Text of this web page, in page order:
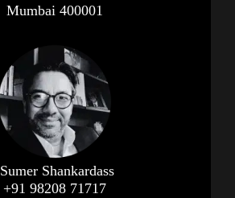
Mumbai 400001
Sumer Shankardass
+91 98208 71717